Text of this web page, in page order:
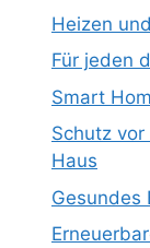
Heizen
Für jeden
Smart
Schutz
Haus
Gesundes